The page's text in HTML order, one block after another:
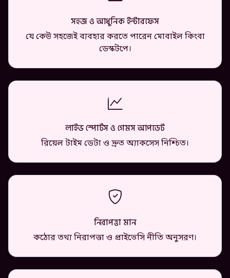
সহজ ও আধুনিক ইন্টারফেস
যে কেউ সহজেই ব্যবহার করতে পারেন মোবাইল কিংবা
ডেস্কটপে।
লাইভ স্পোর্টস ও গেমস আপডেট
রিয়েল টাইম ডেটা ও দ্রুত অ্যাকসেস নিশ্চিত।
নিরাপত্তা মান
কঠোর তথ্য নিরাপত্তা ও প্রাইভেসি নীতি অনুসরণ।